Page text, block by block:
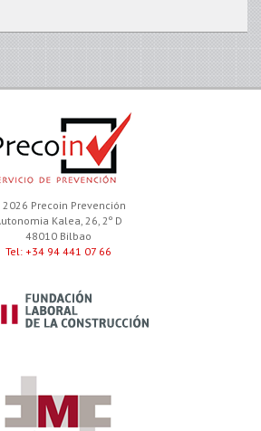
Precoin Prevención
Kalea, 26, 2º D
48010 Bilbao
Tel: +34 94 441 07 66